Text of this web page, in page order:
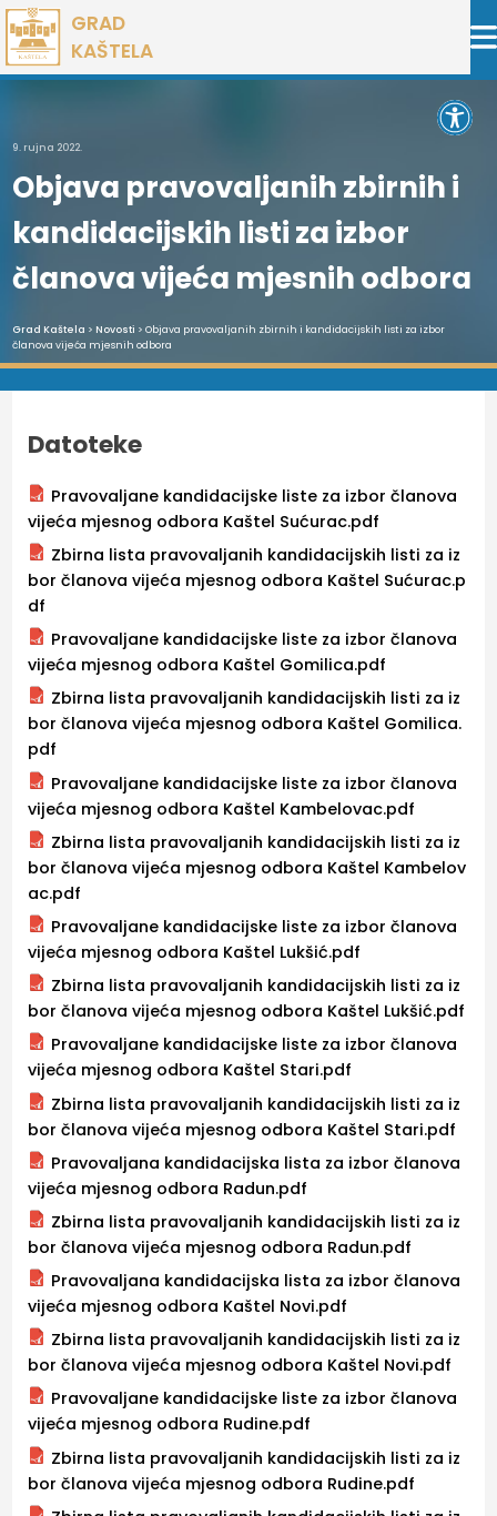
Preskoči
na
sadržaj
GRAD
KAŠTELA
9. rujna 2022.
Objava pravovaljanih zbirnih i
kandidacijskih listi za izbor
članova vijeća mjesnih odbora
Grad Kaštela > Novosti > Objava pravovaljanih zbirnih i kandidacijskih listi za izbor
članova vijeća mjesnih odbora
Datoteke
Pravovaljane kandidacijske liste za izbor članova
vijeća mjesnog odbora Kaštel Sućurac.pdf
Zbirna lista pravovaljanih kandidacijskih listi za iz
bor članova vijeća mjesnog odbora Kaštel Sućurac.p
df
Pravovaljane kandidacijske liste za izbor članova
vijeća mjesnog odbora Kaštel Gomilica.pdf
Zbirna lista pravovaljanih kandidacijskih listi za iz
bor članova vijeća mjesnog odbora Kaštel Gomilica.
pdf
Pravovaljane kandidacijske liste za izbor članova
vijeća mjesnog odbora Kaštel Kambelovac.pdf
Zbirna lista pravovaljanih kandidacijskih listi za iz
bor članova vijeća mjesnog odbora Kaštel Kambelov
ac.pdf
Pravovaljane kandidacijske liste za izbor članova
vijeća mjesnog odbora Kaštel Lukšić.pdf
Zbirna lista pravovaljanih kandidacijskih listi za iz
bor članova vijeća mjesnog odbora Kaštel Lukšić.pdf
Pravovaljane kandidacijske liste za izbor članova
vijeća mjesnog odbora Kaštel Stari.pdf
Zbirna lista pravovaljanih kandidacijskih listi za iz
bor članova vijeća mjesnog odbora Kaštel Stari.pdf
Pravovaljana kandidacijska lista za izbor članova
vijeća mjesnog odbora Radun.pdf
Zbirna lista pravovaljanih kandidacijskih listi za iz
bor članova vijeća mjesnog odbora Radun.pdf
Pravovaljana kandidacijska lista za izbor članova
vijeća mjesnog odbora Kaštel Novi.pdf
Zbirna lista pravovaljanih kandidacijskih listi za iz
bor članova vijeća mjesnog odbora Kaštel Novi.pdf
Pravovaljane kandidacijske liste za izbor članova
vijeća mjesnog odbora Rudine.pdf
Zbirna lista pravovaljanih kandidacijskih listi za iz
bor članova vijeća mjesnog odbora Rudine.pdf